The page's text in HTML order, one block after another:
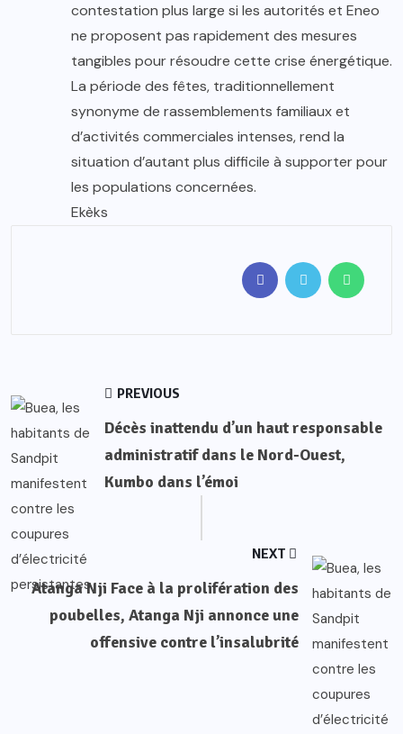
contestation plus large si les autorités et Eneo
ne proposent pas rapidement des mesures
tangibles pour résoudre cette crise énergétique.
La période des fêtes, traditionnellement
synonyme de rassemblements familiaux et
d’activités commerciales intenses, rend la
situation d’autant plus difficile à supporter pour
les populations concernées.
Ekèks
PREVIOUS
Décès inattendu d’un haut responsable
administratif dans le Nord-Ouest,
Kumbo dans l’émoi
NEXT
Atanga Nji Face à la prolifération des
poubelles, Atanga Nji annonce une
offensive contre l’insalubrité